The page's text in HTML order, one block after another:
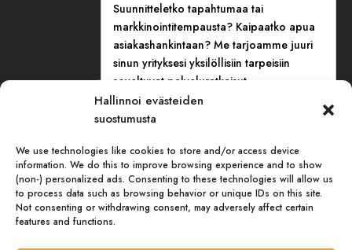
Hallinnoi evästeiden
suostumusta
We use technologies like cookies to store and/or access device
information. We do this to improve browsing experience and to show
(non-) personalized ads. Consenting to these technologies will allow us
to process data such as browsing behavior or unique IDs on this site.
Not consenting or withdrawing consent, may adversely affect certain
features and functions.
YHTEYSTIEDOT
Suunnitteletko tapahtumaa tai
markkinointitempausta? Kaipaatko apua
asiakashankintaan? Me tarjoamme juuri
sinun yrityksesi yksilöllisiin tarpeisiin
soveltuvat palveluratkaisut.
+358 400 767 571
Nimi / Yritys(Pakollinen)
Sähköposti